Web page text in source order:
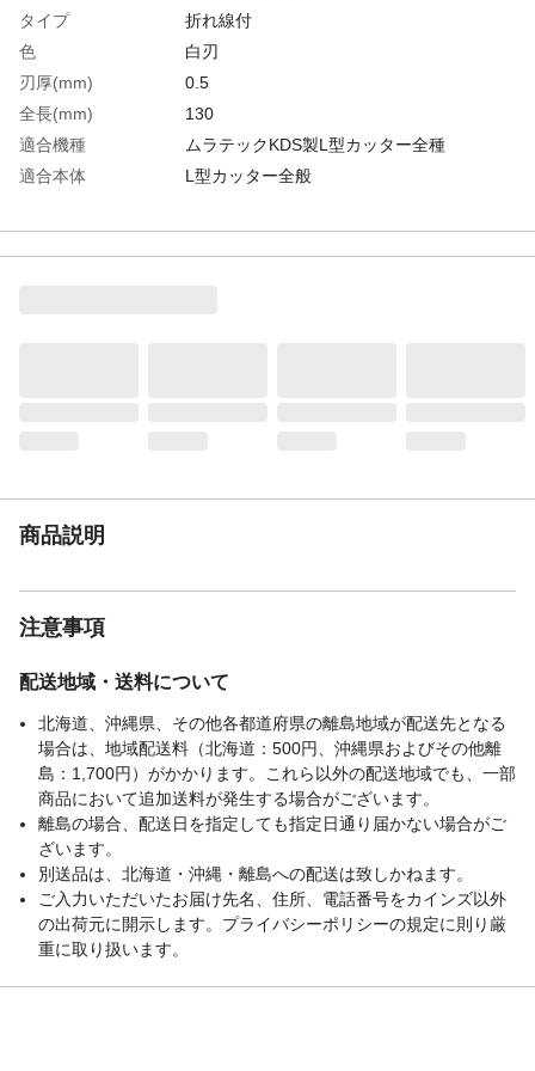
タイプ
折れ線付
色
白刃
刃厚(mm)
0.5
全長(mm)
130
適合機種
ムラテックKDS製L型カッター全種
適合本体
L型カッター全般
生産国
日本
商品説明
注意事項
配送地域・送料について
北海道、沖縄県、その他各都道府県の離島地域が配送先となる
場合は、地域配送料（北海道：500円、沖縄県およびその他離
島：1,700円）がかかります。これら以外の配送地域でも、一部
商品において追加送料が発生する場合がございます。
離島の場合、配送日を指定しても指定日通り届かない場合がご
ざいます。
別送品は、北海道・沖縄・離島への配送は致しかねます。
ご入力いただいたお届け先名、住所、電話番号をカインズ以外
の出荷元に開示します。プライバシーポリシーの規定に則り厳
重に取り扱います。